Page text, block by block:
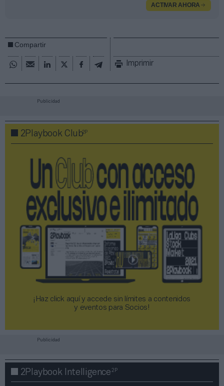
ACTIVAR AHORA
Compartir
Imprimir
Publicidad
2Playbook Club2P
¡Haz click aquí y accede sin límites a contenidos
y eventos para Socios!​​​​​​​
Publicidad
2Playbook Intelligence2P